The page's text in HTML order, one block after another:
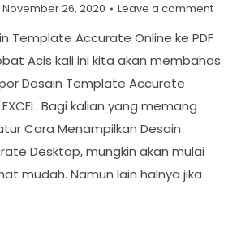
November 26, 2020 Leave a comment
Template Accurate Online ke PDF
Acis kali ini kita akan membahas
Desain Template Accurate
Bagi kalian yang memang
Cara Menampilkan Desain
Desktop, mungkin akan mulai
mudah. Namun lain halnya jika